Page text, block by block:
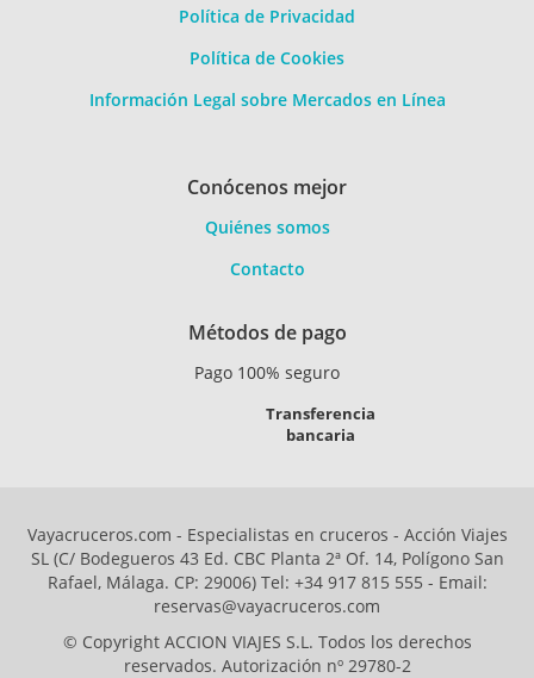
Política de Privacidad
Política de Cookies
Información Legal sobre Mercados en Línea
Conócenos mejor
Quiénes somos
Contacto
Métodos de pago
Pago 100% seguro
Transferencia
bancaria
Vayacruceros.com - Especialistas en cruceros - Acción Viajes
SL (C/ Bodegueros 43 Ed. CBC Planta 2ª Of. 14, Polígono San
Rafael, Málaga. CP: 29006) Tel: +34 917 815 555 - Email:
reservas@vayacruceros.com
© Copyright ACCION VIAJES S.L. Todos los derechos
reservados. Autorización nº 29780-2